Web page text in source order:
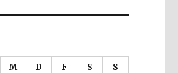
M D F S S